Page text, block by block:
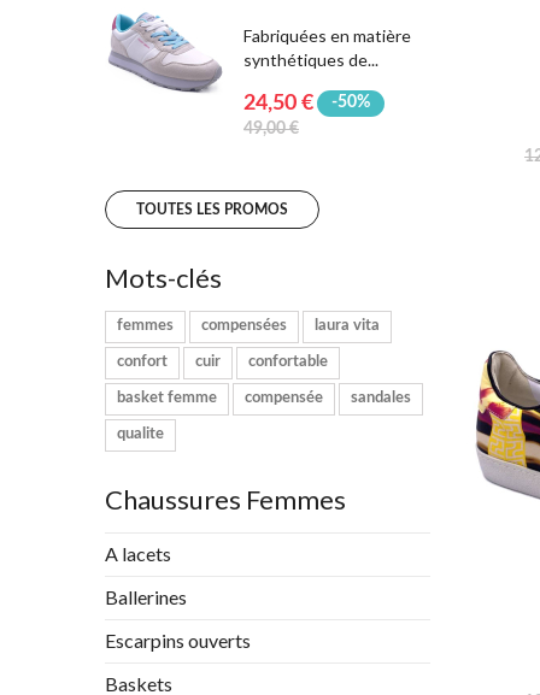
Fabriquées en matière
synthétiques de...
24,50 €
-50%
49,00 €
TOUTES LES PROMOS
Mots-clés
femmes compensées laura vita
confort cuir confortable
basket femme compensée sandales
qualite
Chaussures Femmes
A lacets
Ballerines
Escarpins ouverts
Baskets